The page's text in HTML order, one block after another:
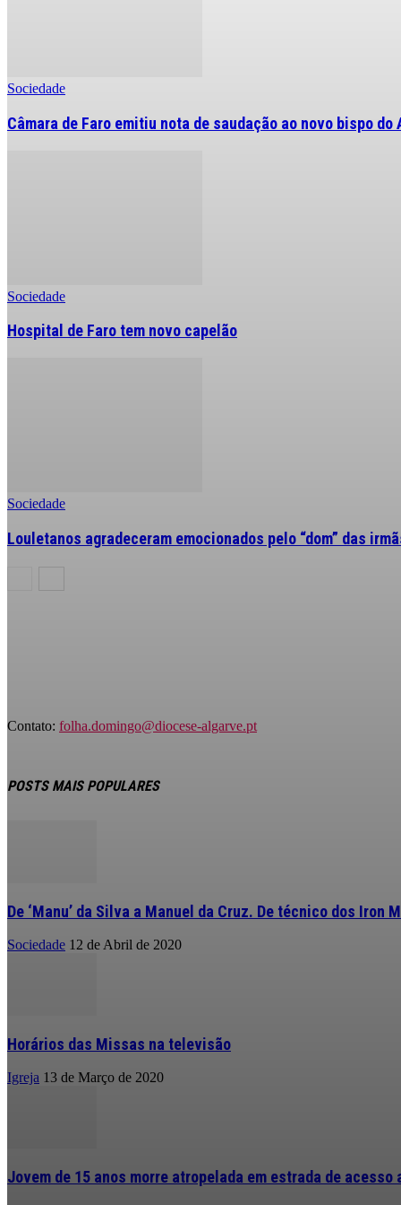
Sociedade
Câmara de Faro emitiu nota de saudação ao novo bispo do
Sociedade
Hospital de Faro tem novo capelão
Sociedade
Louletanos agradeceram emocionados pelo “dom” das
Contato: folha.domingo@diocese-algarve.pt
POSTS MAIS POPULARES
De ‘Manu’ da Silva a Manuel da Cruz. De técnico dos Iron
Sociedade 12 de Abril de 2020
Horários das Missas na televisão
Igreja 13 de Março de 2020
Jovem de 15 anos morre atropelada em estrada de acesso